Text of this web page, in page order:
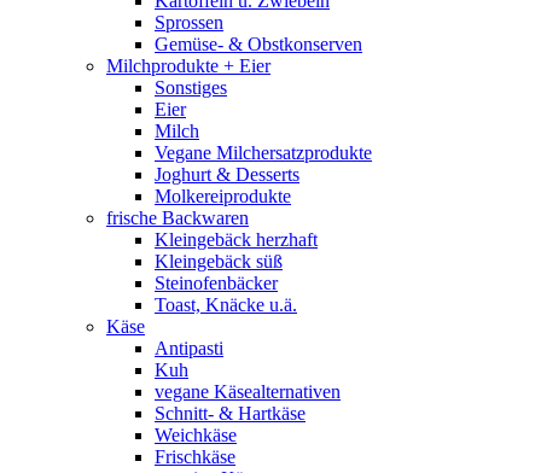
Sprossen
Gemüse- & Obstkonserven
Milchprodukte + Eier
Sonstiges
Eier
Milch
Vegane Milchersatzprodukte
Joghurt & Desserts
Molkereiprodukte
frische Backwaren
Kleingebäck herzhaft
Kleingebäck süß
Steinofenbäcker
Toast, Knäcke u.ä.
Käse
Antipasti
Kuh
vegane Käsealternativen
Schnitt- & Hartkäse
Weichkäse
Frischkäse